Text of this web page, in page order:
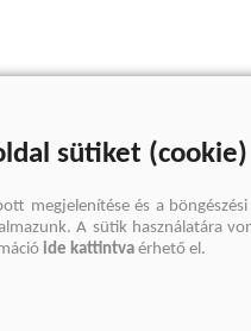
sütiket (cookie)
megjelenítése és a
A sütik használatára
ide kattintva érhető el.